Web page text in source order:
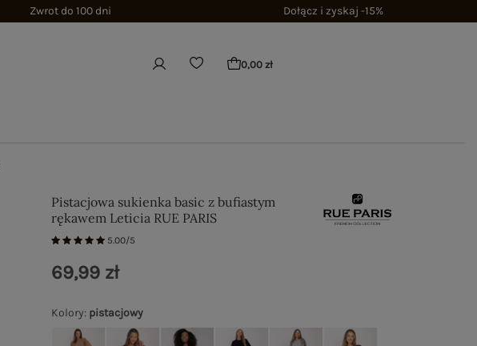
Zwrot do 100 dni Dołącz i zyskaj -15%
0,00 zł
Pistacjowa sukienka basic z bufiastym
rękawem Leticia RUE PARIS
5.00/5
Kolory: pistacjowy
69,99 zł